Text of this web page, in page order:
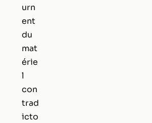
urn
ent
du
mat
érie
l
con
trad
icto